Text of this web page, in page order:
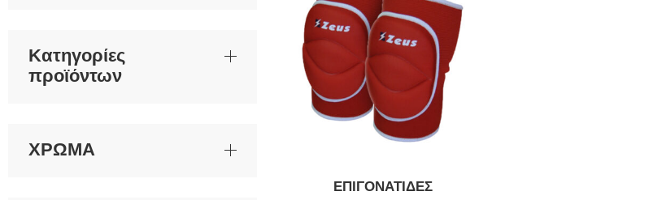
ΕΠΙΓΟΝΑΤΙΔΕΣ
Κατηγορίες
προϊόντων
ΧΡΩΜΑ